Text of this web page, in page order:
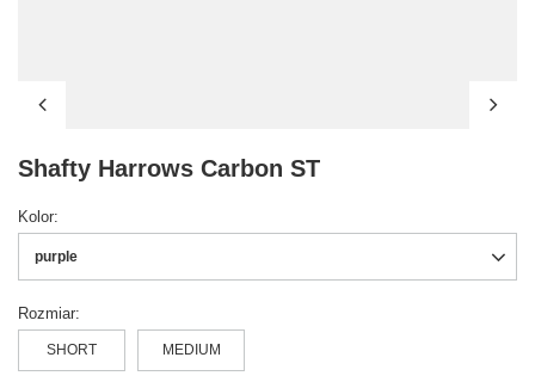
Shafty Harrows Carbon ST
Kolor
purple
Rozmiar
SHORT MEDIUM